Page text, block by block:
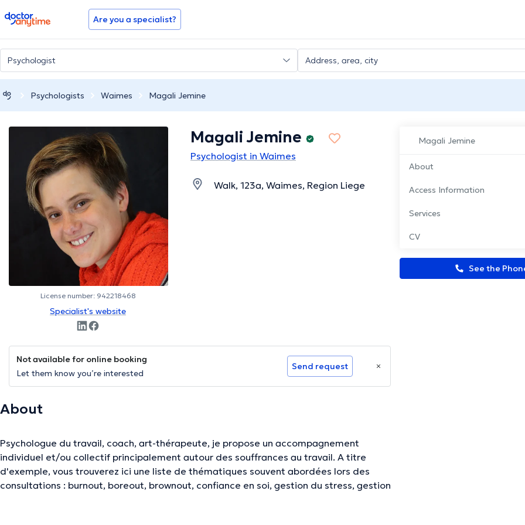
doctoranytime Are you a specialist?
Psychologists Waimes Magali Jemine
Magali Jemine
About
Access Information
Services
CV
See the
License number: 942218468
Specialist's website
Magali Jemine
Psychologist in Waimes
Walk, 123a, Waimes, Region Liege
Not available for online booking
Let them know you’re interested
Send request
About
Psychologue du travail, coach, art-thérapeute, je propose un accompagnement
individuel et/ou collectif principalement autour des souffrances au travail. A titre
d'exemple, vous trouverez ici une liste de thématiques souvent abordées lors des
consultations : burnout, boreout, brownout, confiance en soi, gestion du stress, gestion